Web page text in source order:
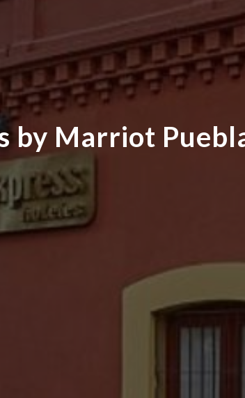
by Marriot